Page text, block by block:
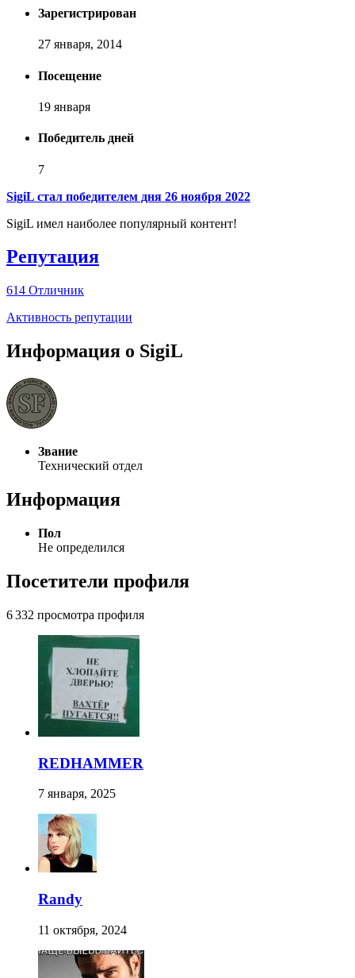
Зарегистрирован
27 января, 2014
Посещение
19 января
Победитель дней
7
SigiL стал победителем дня 26 ноября 2022
SigiL имел наиболее популярный контент!
Репутация
614 Отличник
Активность репутации
Информация о SigiL
Звание
Технический отдел
Информация
Пол
Не определился
Посетители профиля
6 332 просмотра профиля
REDHAMMER
7 января, 2025
Randy
11 октября, 2024